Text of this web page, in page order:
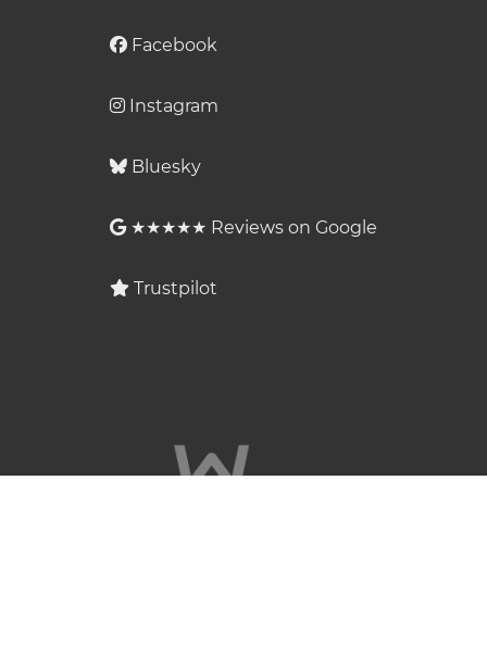
Facebook
Instagram
Bluesky
★★★★★ Reviews on Google
Trustpilot